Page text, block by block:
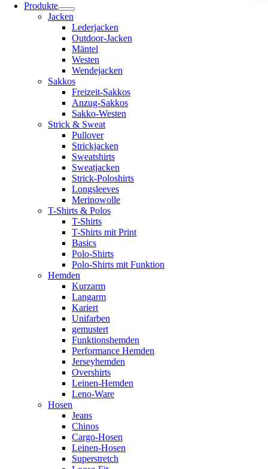
Produkte
Jacken
Lederjacken
Outdoor-Jacken
Mäntel
Westen
Wendejacken
Sakkos
Freizeit-Sakkos
Anzug-Sakkos
Sakko-Westen
Strick & Sweat
Pullover
Strickjacken
Sweatshirts
Sweatjacken
Strick-Poloshirts
Longsleeves
Merinowolle
T-Shirts & Polos
T-Shirts
T-Shirts mit Print
Basics
Polo-Shirts
Polo-Shirts mit Funktion
Hemden
Kurzarm
Langarm
Kariert
Unifarben
gemustert
Funktionshemden
Performance Hemden
Jerseyhemden
Overshirts
Leinen-Hemden
Leno-Ware
Hosen
Jeans
Chinos
Cargo-Hosen
Leinen-Hosen
Superstretch